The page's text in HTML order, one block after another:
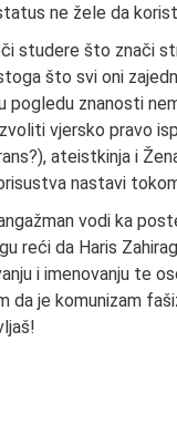
ne žele da
studere što znači
što svi oni
pogledu znanosti
vjersko pravo
ateistkinja i
nastavi
vodi ka
reći da Haris
i imenovanju te
da je komunizam